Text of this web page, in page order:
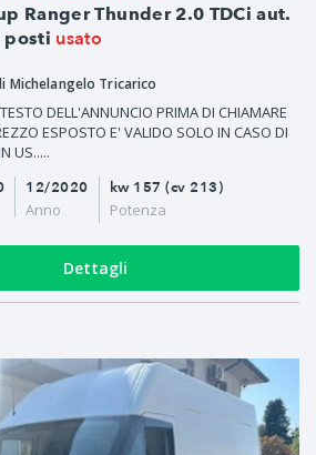
Ranger Thunder 2.0 TDCi aut.
posti usato
Michelangelo Tricarico
DELL'ANNUNCIO PRIMA DI CHIAMARE
ESPOSTO E' VALIDO SOLO IN CASO DI
US.....
12/2020
Anno
kw 157 (cv 213)
Potenza
Dettagli